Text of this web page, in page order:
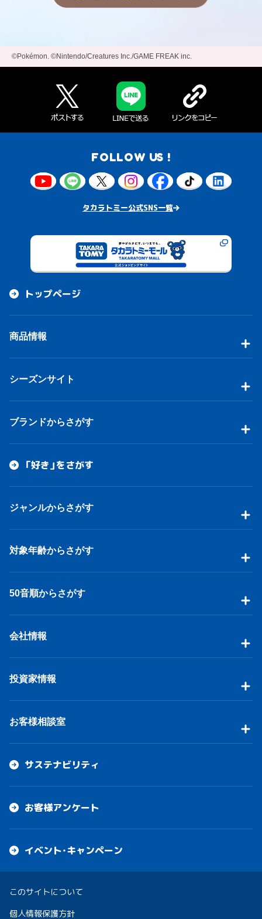
©Pokémon. ©Nintendo/Creatures Inc./GAME FREAK inc.
FOLLOW US !
タカラトミー公式SNS一覧
トップページ
商品情報
シーズンサイト
ブランドからさがす
「好き」をさがす
ジャンルからさがす
対象年齢からさがす
50音順からさがす
会社情報
投資家情報
お客様相談室
サステナビリティ
お客様アンケート
イベント・キャンペーン
このサイトについて
個人情報保護方針